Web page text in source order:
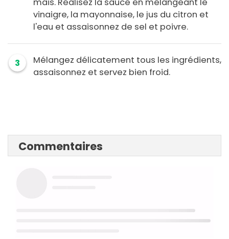
vinaigre, la mayonnaise, le jus du citron et
l'eau et assaisonnez de sel et poivre.
3
Mélangez délicatement tous les ingrédients,
assaisonnez et servez bien froid.
Commentaires